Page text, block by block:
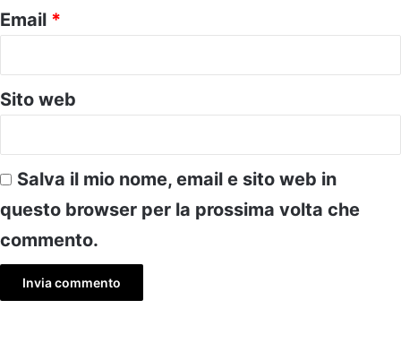
Email *
Sito web
Salva il mio nome, email e sito web in
questo browser per la prossima volta che
commento.